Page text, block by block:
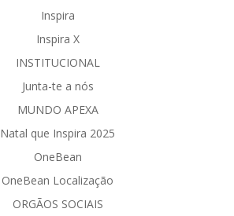
Inspira
Inspira X
INSTITUCIONAL
Junta-te a nós
MUNDO APEXA
Natal que Inspira 2025
OneBean
OneBean Localização
ORGÃOS SOCIAIS